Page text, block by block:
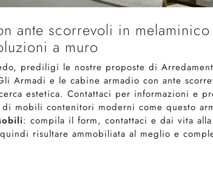
ante scorrevoli in
a muro
prediligi le nostre proposte di
Armadi e le cabine armadio con ante
estetica. Contattaci per informazioni e
mobili contenitori moderni come questo
: compila il form, contattaci e dai vita
risultare ammobiliata al meglio e